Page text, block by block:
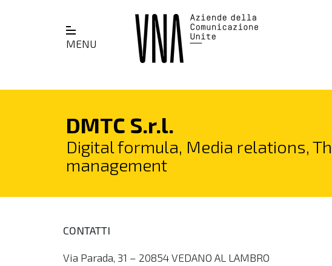
MENU
DMTC S.r.l.
Digital formula, Media relations,
management
CONTATTI
Via Parada, 31 – 20854 VEDANO AL LAMBRO